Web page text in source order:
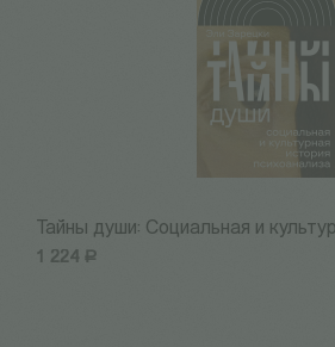
Тайны души: Cоциальная и
1 224 Р